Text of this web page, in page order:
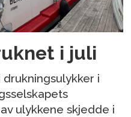
i juli
i
ulykkene skjedde i